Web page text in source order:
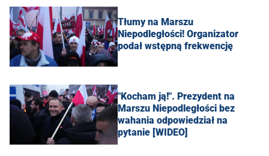
Tłumy na Marszu
Niepodległości! Organizator
podał wstępną frekwencję
"Kocham ją!". Prezydent na
Marszu Niepodległości bez
wahania odpowiedział na
pytanie [WIDEO]